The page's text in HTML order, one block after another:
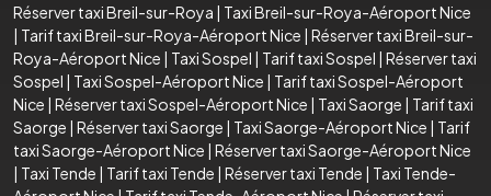
Réserver taxi Breil-sur-Roya | Taxi Breil-sur-Roya-Aéroport Nice
| Tarif taxi Breil-sur-Roya-Aéroport Nice | Réserver taxi Breil-sur-
Roya-Aéroport Nice | Taxi Sospel | Tarif taxi Sospel | Réserver taxi
Sospel | Taxi Sospel-Aéroport Nice | Tarif taxi Sospel-Aéroport
Nice | Réserver taxi Sospel-Aéroport Nice | Taxi Saorge | Tarif taxi
Saorge | Réserver taxi Saorge | Taxi Saorge-Aéroport Nice | Tarif
taxi Saorge-Aéroport Nice | Réserver taxi Saorge-Aéroport Nice
| Taxi Tende | Tarif taxi Tende | Réserver taxi Tende | Taxi Tende-